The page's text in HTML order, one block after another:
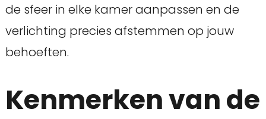
de sfeer in elke kamer aanpassen en de
verlichting precies afstemmen op jouw
behoeften.
Kenmerken van de